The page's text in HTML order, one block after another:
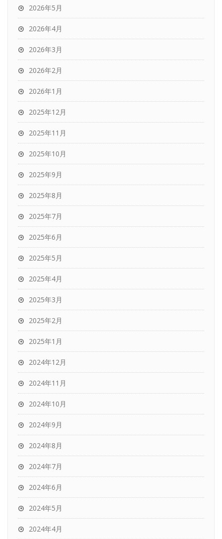
2026年5月
2026年4月
2026年3月
2026年2月
2026年1月
2025年12月
2025年11月
2025年10月
2025年9月
2025年8月
2025年7月
2025年6月
2025年5月
2025年4月
2025年3月
2025年2月
2025年1月
2024年12月
2024年11月
2024年10月
2024年9月
2024年8月
2024年7月
2024年6月
2024年5月
2024年4月